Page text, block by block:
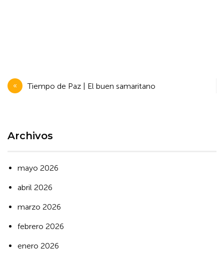
Navegación
de
Tiempo de Paz | El buen samaritano
Archivos
mayo 2026
abril 2026
marzo 2026
febrero 2026
enero 2026